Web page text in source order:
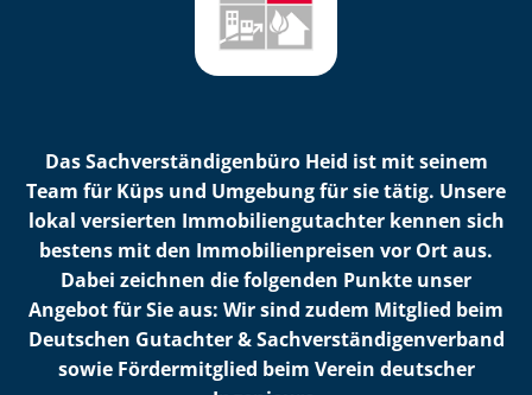
Das Sach­ver­stän­di­gen­bü­ro Heid ist mit seinem
Team für Küps und Umgebung für sie tätig. Unsere
lokal versierten Im­mo­bi­li­en­gut­ach­ter kennen sich
bestens mit den Im­mo­bi­li­en­prei­sen vor Ort aus.
Dabei zeichnen die folgenden Punkte unser
Angebot für Sie aus: Wir sind zudem Mitglied beim
Deutschen Gutachter & Sach­ver­stän­di­gen­ver­band
sowie Fördermitglied beim Verein deutscher